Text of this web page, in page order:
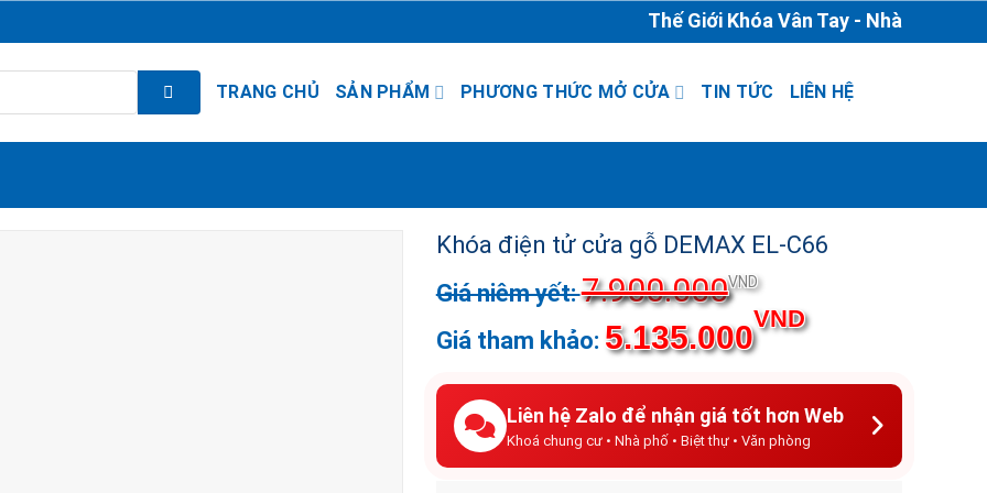
Thế Giới Khóa Vân Tay - Nhà Phân Phối
TRANG CHỦ SẢN PHẨM PHƯƠNG THỨC MỞ CỬA TIN TỨC LIÊN HỆ
Khóa điện tử cửa gỗ DEMAX EL-C66
7.900.000VND
5.135.000
VND
Liên hệ Zalo để nhận giá tốt hơn Web
Khoá chung cư • Nhà phố • Biệt thự • Văn phòng